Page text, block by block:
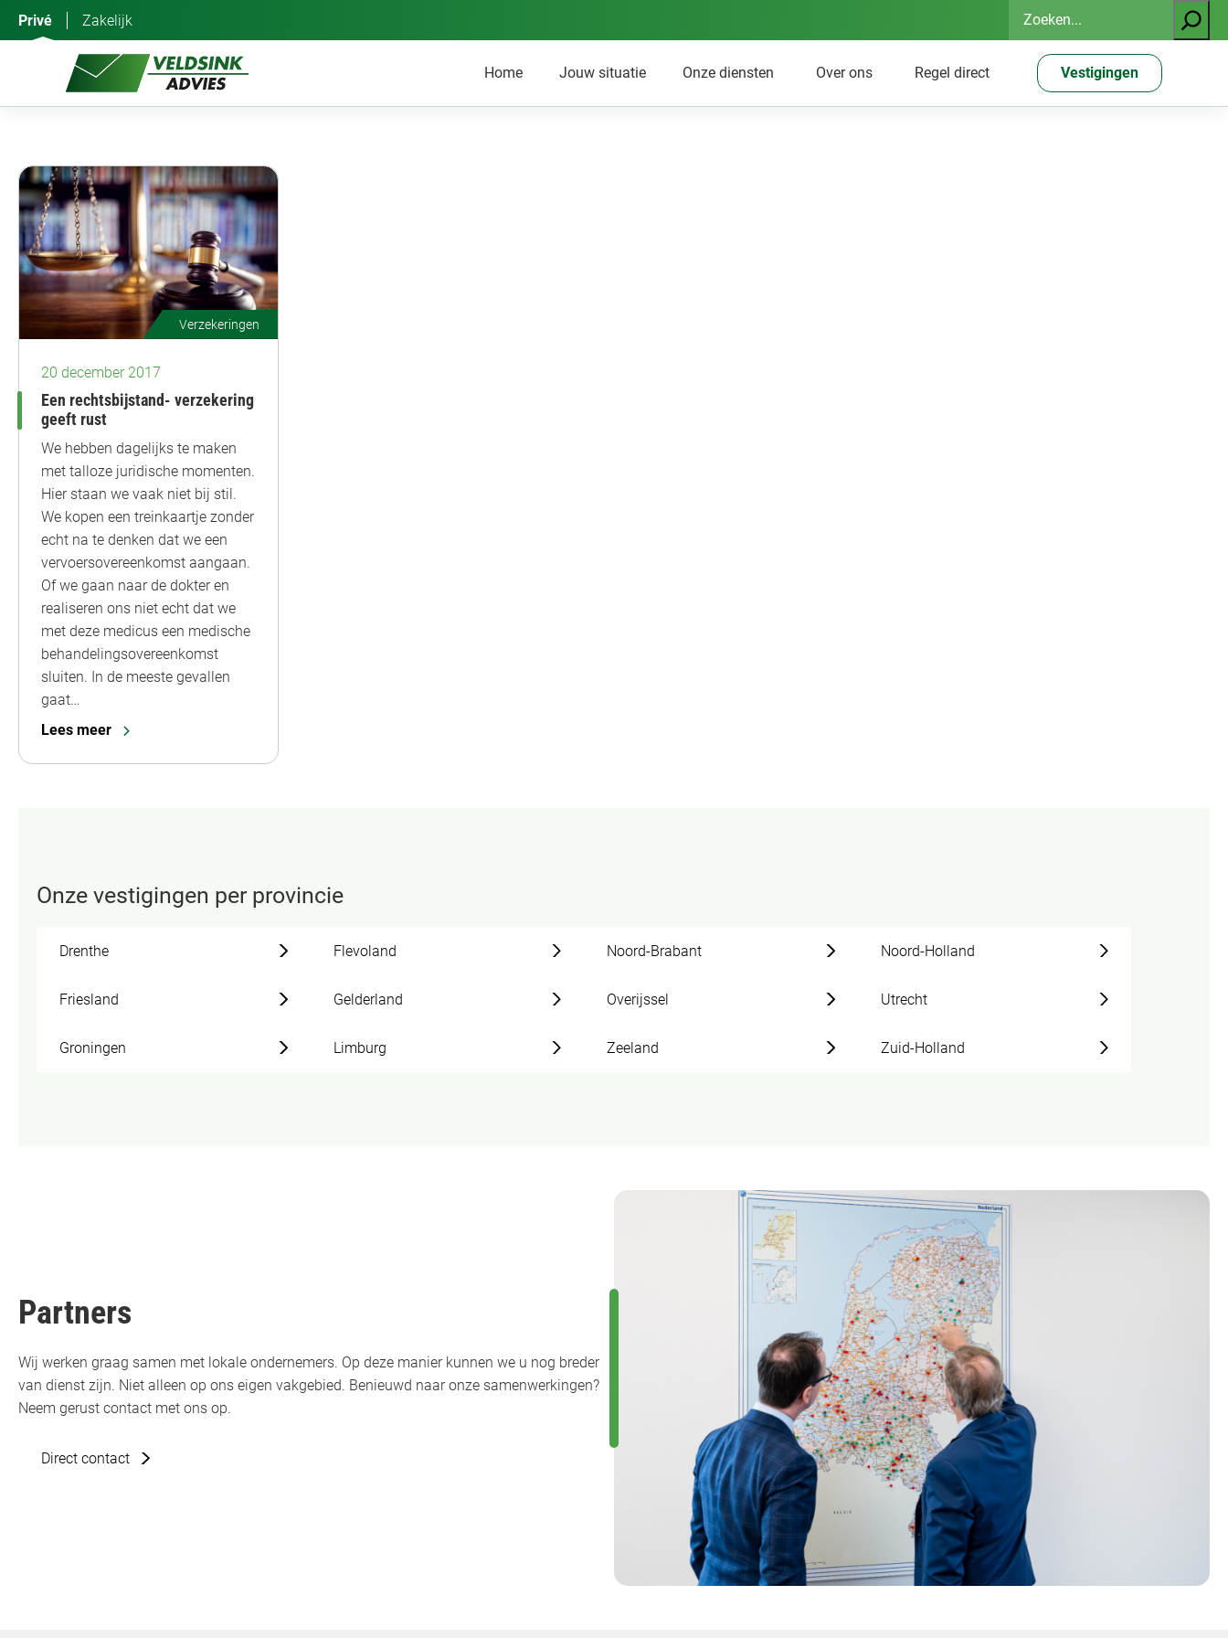
Privé Zakelijk
Zoeken
Home Jouw situatie Onze diensten Over ons Regel direct Vestigingen
Verzekeringen
20 december 2017
Een rechtsbijstand- verzekering
geeft rust
We hebben dagelijks te maken
met talloze juridische momenten.
Hier staan we vaak niet bij stil.
We kopen een treinkaartje zonder
echt na te denken dat we een
vervoersovereenkomst aangaan.
Of we gaan naar de dokter en
realiseren ons niet echt dat we
met deze medicus een medische
behandelingsovereenkomst
sluiten. In de meeste gevallen
gaat…
Lees meer
Onze vestigingen per provincie
Drenthe Flevoland Noord-Brabant Noord-Holland
Friesland Gelderland Overijssel Utrecht
Groningen Limburg Zeeland Zuid-Holland
Partners
Wij werken graag samen met lokale ondernemers. Op deze manier kunnen we u nog breder
van dienst zijn. Niet alleen op ons eigen vakgebied. Benieuwd naar onze samenwerkingen?
Neem gerust contact met ons op.
Direct contact